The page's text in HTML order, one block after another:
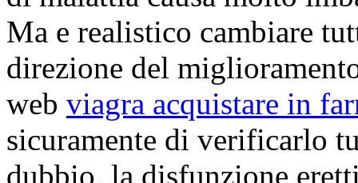
Ma e realistico cambiare
direzione del
web viagra acquistare in
sicuramente di verificarlo
dubbio, la disfunzione